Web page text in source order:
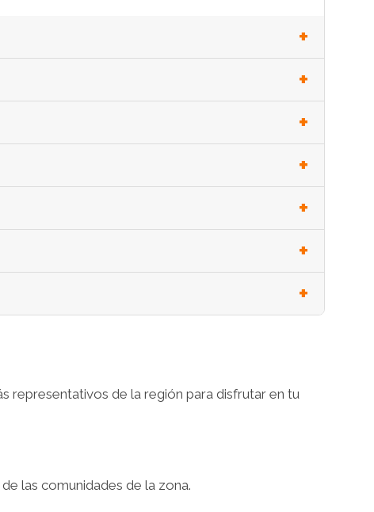
representativos de la región para disfrutar en tu
las comunidades de la zona.